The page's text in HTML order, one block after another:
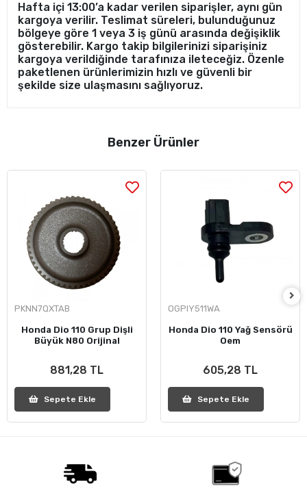
Hafta içi 13:00’a kadar verilen siparişler, aynı gün
kargoya verilir. Teslimat süreleri, bulunduğunuz
bölgeye göre 1 veya 3 iş günü arasında değişiklik
gösterebilir. Kargo takip bilgilerinizi siparişiniz
kargoya verildiğinde tarafınıza ileteceğiz. Özenle
paketlenen ürünlerimizin hızlı ve güvenli bir
şekilde size ulaşmasını sağlıyoruz.
Benzer Ürünler
PKNN7QXTAB
Honda Dio 110 Grup Dişli
Büyük N80 Orijinal
881,28 TL
Sepete Ekle
OGPIY511WA
Honda Dio 110 Yağ Sensörü
Oem
605,28 TL
Sepete Ekle